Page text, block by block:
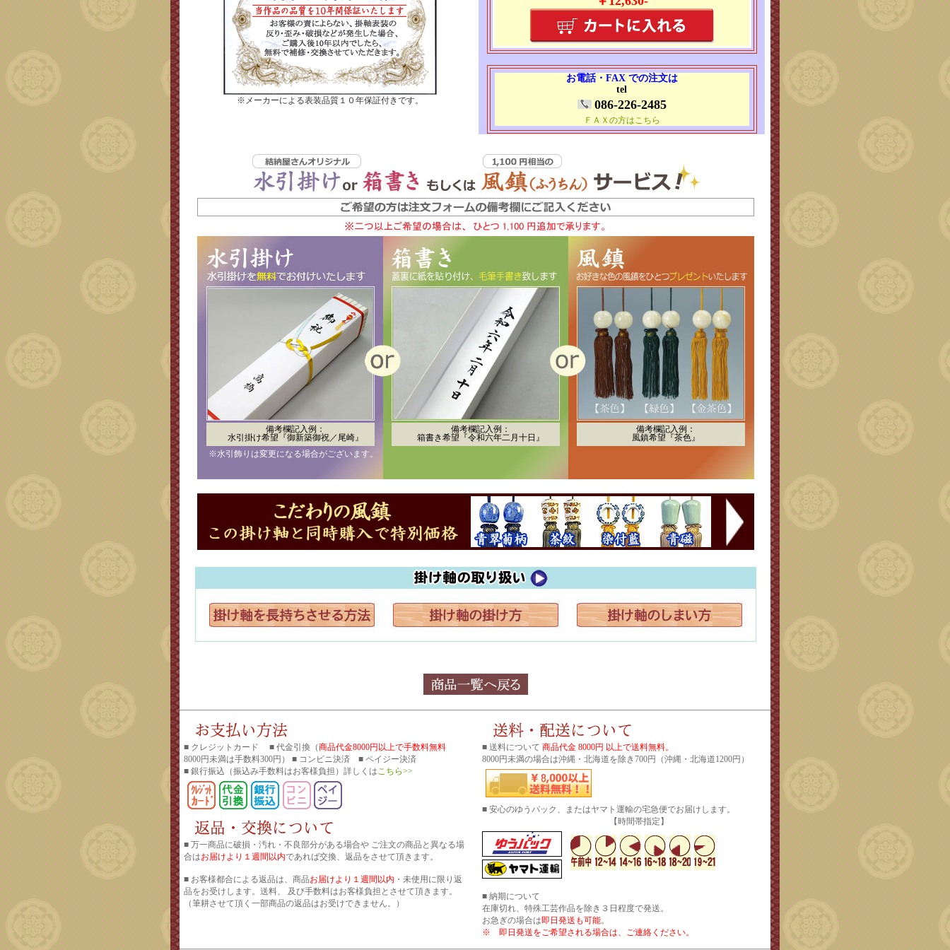
※メーカーによる表装品質１０年保証付きです。
お電話・FAX での注文は
tel
086-226-2485
ＦＡＸの方はこちら
備考欄記入例：
水引掛け希望『御新築御祝／尾崎』
備考欄記入例：
箱書き希望『令和六年二月十日』
備考欄記入例：
風鎮希望『茶色』
※水引飾りは変更になる場合がございます。
■ クレジットカード ■ 代金引換（商品代金8000円以上で手数料無料
8000円未満は手数料300円） ■ コンビニ決済 ■ ペイジー決済
■ 銀行振込 （振込み手数料はお客様負担）詳しくはこちら>>
■ 万一商品に破損・汚れ・不良部分がある場合や ご注文の商品と異なる場
合はお届けより１週間以内であれば交換、返品をさせて頂きます。
■ お客様都合による返品は、商品お届けより１週間以内 ・未使用に限り返
品をお受けします。送料、 及び手数料はお客様負担とさせて頂きます。
（筆耕させて頂く一部商品の返品はお受けできません。）
■ 送料について 商品代金 8000円 以上で送料無料。
8000円未満の場合は沖縄・北海道を除き700円（沖縄・北海道1200円）
■ 安心のゆうパック、またはヤマト運輸の宅急便でお届けします。
【時間帯指定】
■ 納期について
在庫切れ、特殊工芸作品を除き３日程度で発送。
お急ぎの場合は即日発送も可能。
※ 即日発送をご希望される場合は、ご連絡ください。